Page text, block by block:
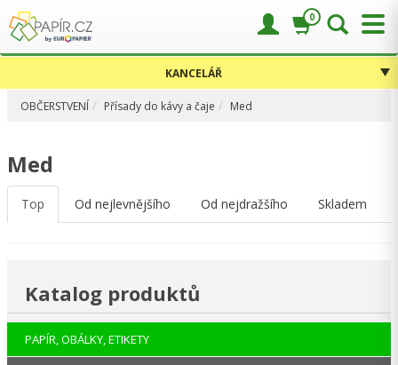
KANCELÁŘ
OBČERSTVENÍ Přísady do kávy a čaje Med
Med
Top Od nejlevnějšího Od nejdražšího Skladem
Katalog produktů
PAPÍR, OBÁLKY, ETIKETY
0